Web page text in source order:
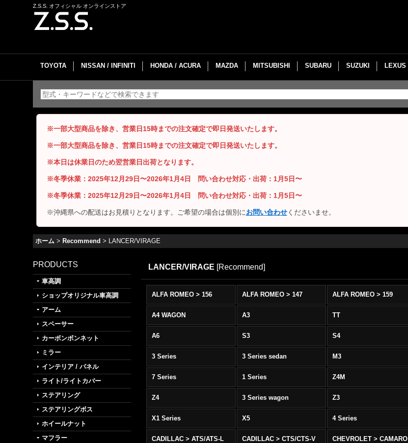
Z.S.S. オフィシャル オンラインストア
TOYOTA NISSAN / INFINITI HONDA / ACURA MAZDA MITSUBISHI SUBARU SUZUKI LEXUS
※一部大型商品を除き、営業日15時までの注文確定で即日発送いたします。
※一部大型商品を除き、営業日15時までの注文確定で即日発送いたします。
※本日は休業日のため翌営業日出荷となります。
※冬季休業：2025年12月29日〜2026年1月4日 問い合わせ対応・出荷：1月5日〜
※冬季休業：2025年12月29日〜2026年1月4日 問い合わせ対応・出荷：1月5日〜
※沖縄県への配送はお見積りとなります。ご希望の場合は個別にお問い合わせくださいませ。
ホーム > Recommend > LANCER/VIRAGE
PRODUCTS
車高調
ショップオリジナル車高調
アーム
スペーサー
カーボンボンネット
ミラー
インテリア / パネル
ライト/ライトカバー
ステアリング
ステアリングボス
ホイールナット
マフラー
LANCER/VIRAGE [Recommend]
ALFA ROMEO > 156 ALFA ROMEO > 147 ALFA ROMEO > 159
A4 WAGON A3 TT
A6 S3 S4
3 Series 3 Series sedan M3
7 Series 1 Series Z4M
Z4 3 Series wagon Z3
X1 Series X5 4 Series
CADILLAC > ATS/ATS-L CADILLAC > CTS/CTS-V CHEVROLET > CAMARO